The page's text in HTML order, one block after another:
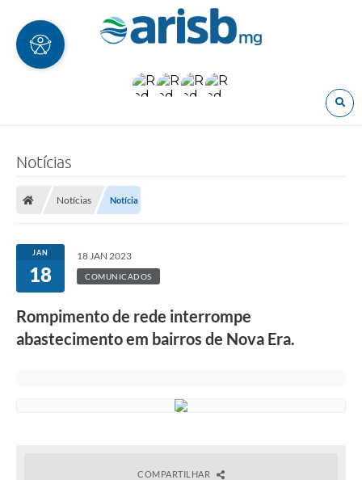
Notícias
Notícias Notícia
JAN
18
18 JAN 2023
COMUNICADOS
Rompimento de rede interrompe
abastecimento em bairros de Nova Era.
COMPARTILHAR